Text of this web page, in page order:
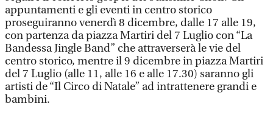
appuntamenti e gli eventi in centro storico
proseguiranno venerdì 8 dicembre, dalle 17 alle 19,
con partenza da piazza Martiri del 7 Luglio con “La
Bandessa Jingle Band” che attraverserà le vie del
centro storico, mentre il 9 dicembre in piazza Martiri
del 7 Luglio (alle 11, alle 16 e alle 17.30) saranno gli
artisti de “Il Circo di Natale” ad intrattenere grandi e
bambini.